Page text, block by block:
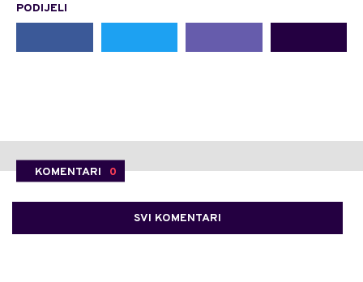
PODIJELI
KOMENTARI 0
SVI KOMENTARI